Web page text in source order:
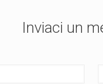
Inviaci un